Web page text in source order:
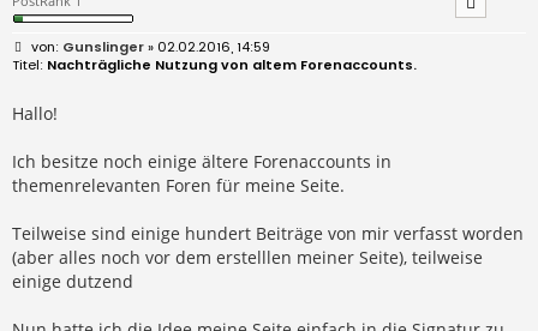
B
e
i
r
a
Gunslinger» 02.02.2016, 14:59
Nachträgliche Nutzung von altem Forenaccounts.
Hallo!
Ich besitze noch einige ältere Forenaccounts in
themenrelevanten Foren für meine Seite.
Teilweise sind einige hundert Beiträge von mir verfasst worden
(aber alles noch vor dem erstelllen meiner Seite), teilweise
einige dutzend